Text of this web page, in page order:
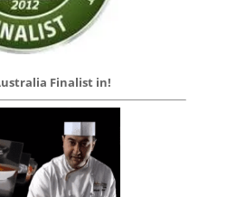
Finalist in!